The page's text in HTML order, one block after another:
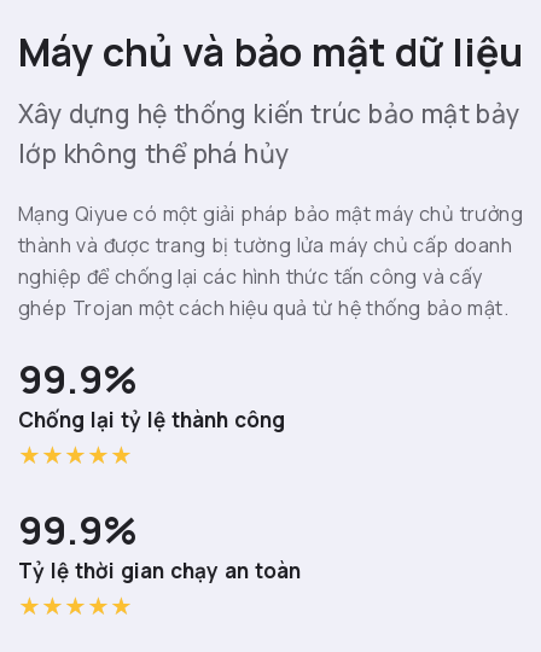
Máy chủ và bảo mật dữ liệu
Xây dựng hệ thống kiến ​​trúc bảo mật bảy
lớp không thể phá hủy
Mạng Qiyue có một giải pháp bảo mật máy chủ trưởng
thành và được trang bị tường lửa máy chủ cấp doanh
nghiệp để chống lại các hình thức tấn công và cấy
ghép Trojan một cách hiệu quả từ hệ thống bảo mật.
99.9%
Chống lại tỷ lệ thành công
99.9%
Tỷ lệ thời gian chạy an toàn